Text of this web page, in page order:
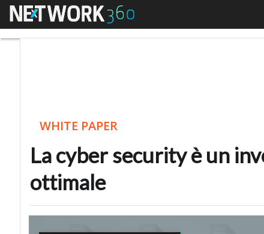
Menu
WHITE PAPER
La cyber security è un
ottimale